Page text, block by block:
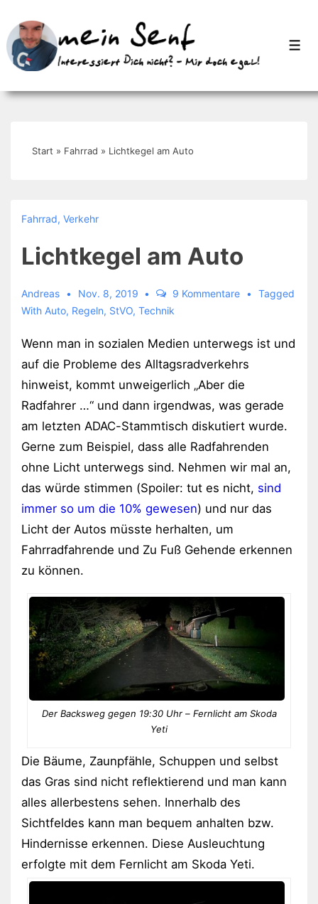
Zum
Inhalt
Start » Fahrrad » Lichtkegel am Auto
Fahrrad, Verkehr
Lichtkegel am Auto
Andreas Nov. 8, 2019 9 Kommentare
Tagged
With Auto, Regeln, StVO, Technik
Wenn man in sozialen Medien unterwegs ist und
auf die Probleme des Alltagsradverkehrs
hinweist, kommt unweigerlich „Aber die
Radfahrer …“ und dann irgendwas, was gerade
am letzten ADAC-Stammtisch diskutiert wurde.
Gerne zum Beispiel, dass alle Radfahrenden
ohne Licht unterwegs sind. Nehmen wir mal an,
das würde stimmen (Spoiler: tut es nicht, sind
immer so um die 10% gewesen) und nur das
Licht der Autos müsste herhalten, um
Fahrradfahrende und Zu Fuß Gehende erkennen
zu können.
Der Backsweg gegen 19:30 Uhr – Fernlicht am Skoda
Yeti
Die Bäume, Zaunpfähle, Schuppen und selbst
das Gras sind nicht reflektierend und man kann
alles allerbestens sehen. Innerhalb des
Sichtfeldes kann man bequem anhalten bzw.
Hindernisse erkennen. Diese Ausleuchtung
erfolgte mit dem Fernlicht am Skoda Yeti.